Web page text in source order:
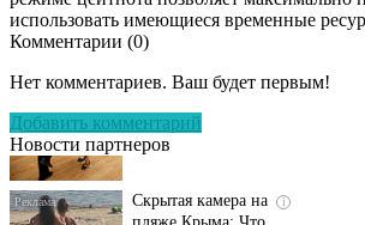
использовать имеющиеся временные
Комментарии (0)
Нет комментариев. Ваш будет первым!
Добавить комментарий
Новости партнеров
Ролик длится
смеяться вы будете
долго
пляже Крыма: Что
люди вытворяют, когда